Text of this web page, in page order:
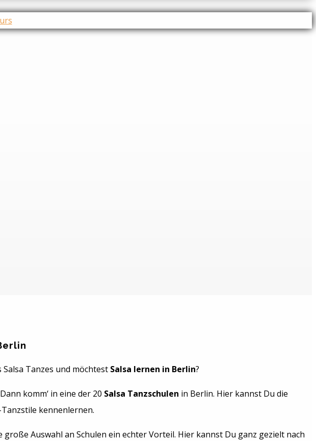
Tanzes und möchtest Salsa lernen in Berlin?
komm‘ in eine der 20 Salsa Tanzschulen in Berlin. Hier kannst Du die
kennenlernen.
Auswahl an Schulen ein echter Vorteil. Hier kannst Du ganz gezielt nach